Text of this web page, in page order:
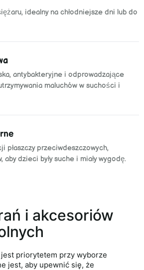
idealny na chłodniejsze dni lub do
antybakteryjne i odprowadzające
maluchów w suchości i
płaszczy przeciwdeszczowych,
dzieci były suche i miały wygodę.
i akcesoriów
priorytetem przy wyborze
jest, aby upewnić się, że